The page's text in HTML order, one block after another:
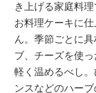
き上げる家庭料
お料理ケーキに
ん。季節ごとに
ブ、チーズを使
軽く温めるべし
ンスなどのハー